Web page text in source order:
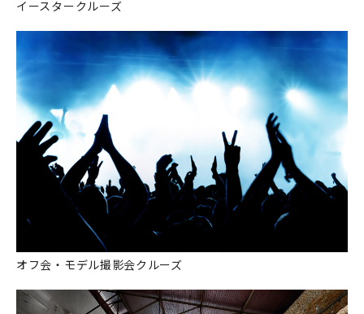
イースタークルーズ
オフ会・モデル撮影会クルーズ